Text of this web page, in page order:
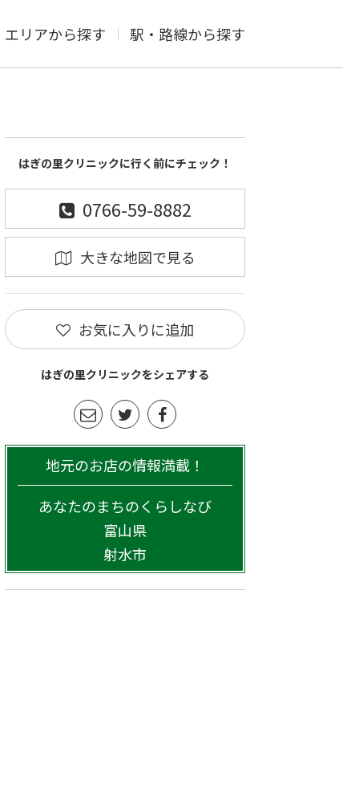
エリアから探す 駅・路線から探す
はぎの里クリニックに行く前にチェック！
0766-59-8882
大きな地図で見る
お気に入りに追加
はぎの里クリニックをシェアする
地元のお店の情報満載！
あなたのまちのくらしなび
富山県
射水市